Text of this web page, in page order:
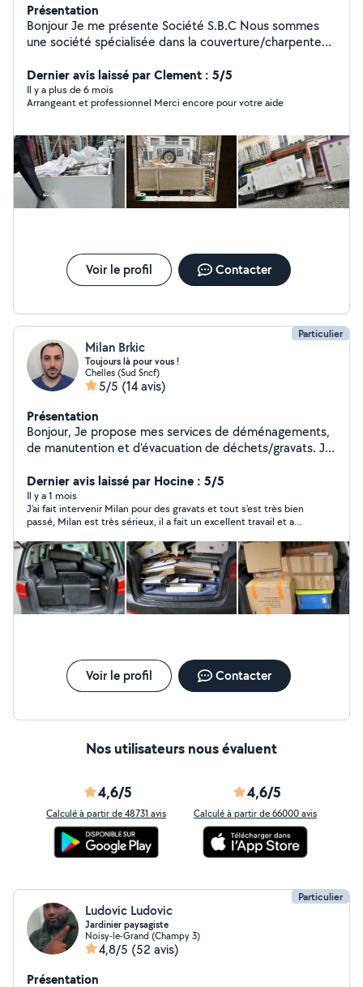
Présentation
Bonjour Je me présente Société S.B.C Nous sommes
une société spécialisée dans la couverture/charpente
9ans d'expérience Nous faisons aussi l'évacuation de
tout type de déchets et de gravats et (démolition)
Nous sommes disponibles pour toutes vos demandes.
Dernier avis laissé par Clement : 5/5
Il y a plus de 6 mois
Arrangeant et professionnel Merci encore pour votre aide
Voir le profil Contacter
Particulier
Milan Brkic
Toujours là pour vous !
Chelles (Sud Sncf)
5/5 (14 avis)
Présentation
Bonjour, Je propose mes services de déménagements,
de manutention et d'évacuation de déchets/gravats. Je
prends pas la tête, toujours à trouver une solution.
Disponible pour toute demande d'information.
Dernier avis laissé par Hocine : 5/5
Il y a 1 mois
J'ai fait intervenir Milan pour des gravats et tout s'est très bien
passé, Milan est très sérieux, il a fait un excellent travail et a
Voir le profil Contacter
Nos utilisateurs nous évaluent
4,6/5
Calculé à partir de 48731 avis
4,6/5
Calculé à partir de 66000 avis
Particulier
Ludovic Ludovic
Jardinier paysagiste
Noisy-le-Grand (Champy 3)
4,8/5 (52 avis)
Présentation